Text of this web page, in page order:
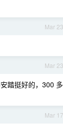
Mar 23
Mar 23
踏挺好的，300 多
Mar 17